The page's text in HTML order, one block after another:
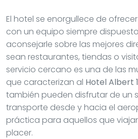
El hotel se enorgullece de
con un equipo siempre
aconsejarle sobre las mejores
sean restaurantes, tiendas o
servicio cercano es una de las
que caracterizan al Hotel Albert
también pueden disfrutar de un
transporte desde y hacia el
práctica para aquellos que
placer.